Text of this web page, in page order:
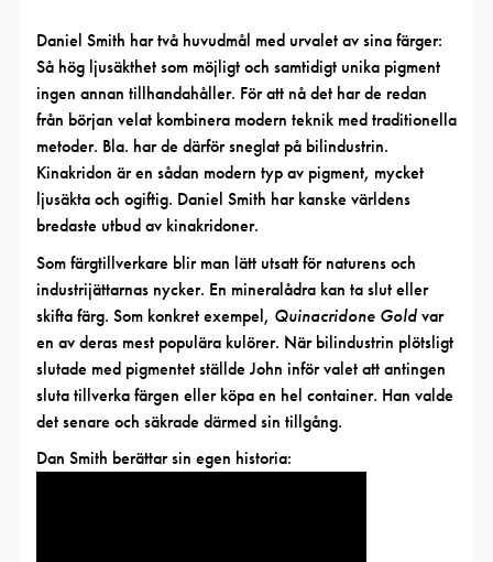
Daniel Smith har två huvudmål med urvalet av sina färger:
Så hög ljusäkthet som möjligt och samtidigt unika pigment
ingen annan tillhandahåller. För att nå det har de redan
från början velat kombinera modern teknik med traditionella
metoder. Bla. har de därför sneglat på bilindustrin.
Kinakridon är en sådan modern typ av pigment, mycket
ljusäkta och ogiftig. Daniel Smith har kanske världens
bredaste utbud av kinakridoner.
Som färgtillverkare blir man lätt utsatt för naturens och
industrijättarnas nycker. En mineralådra kan ta slut eller
skifta färg. Som konkret exempel, Quinacridone Goldvar
en av deras mest populära kulörer. När bilindustrin plötsligt
slutade med pigmentet ställde John inför valet att antingen
sluta tillverka färgen eller köpa en hel container. Han valde
det senare och säkrade därmed sin tillgång.
Dan Smith berättar sin egen historia: